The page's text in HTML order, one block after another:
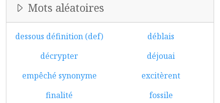
Mots aléatoires
dessous définition (def)
déblais
décrypter
déjouai
empêché synonyme
excitèrent
finalité
fossile